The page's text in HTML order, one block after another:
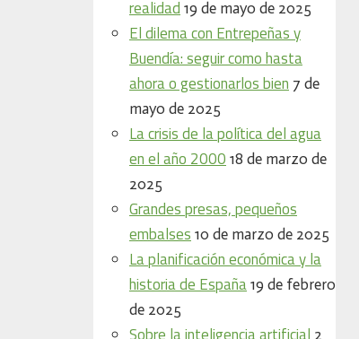
realidad 19 de mayo de 2025
El dilema con Entrepeñas y
Buendía: seguir como hasta
ahora o gestionarlos bien 7 de
mayo de 2025
La crisis de la política del agua
en el año 2000 18 de marzo de
2025
Grandes presas, pequeños
embalses 10 de marzo de 2025
La planificación económica y la
historia de España 19 de febrero
de 2025
2